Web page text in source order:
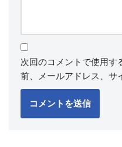
次回のコメントで使用す
前、メールアドレス、サ